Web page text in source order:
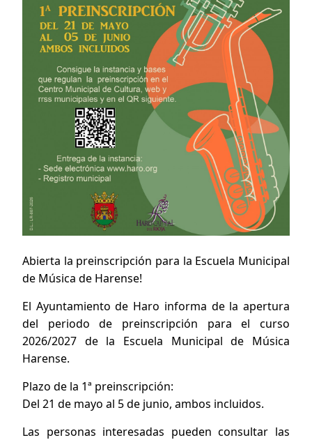
Abierta la preinscripción para la Escuela Municipal
de Música de Harense!
El Ayuntamiento de Haro informa de la apertura
del periodo de preinscripción para el curso
2026/2027 de la Escuela Municipal de Música
Harense.
Plazo de la 1ª preinscripción:
Del 21 de mayo al 5 de junio, ambos incluidos.
Las personas interesadas pueden consultar las